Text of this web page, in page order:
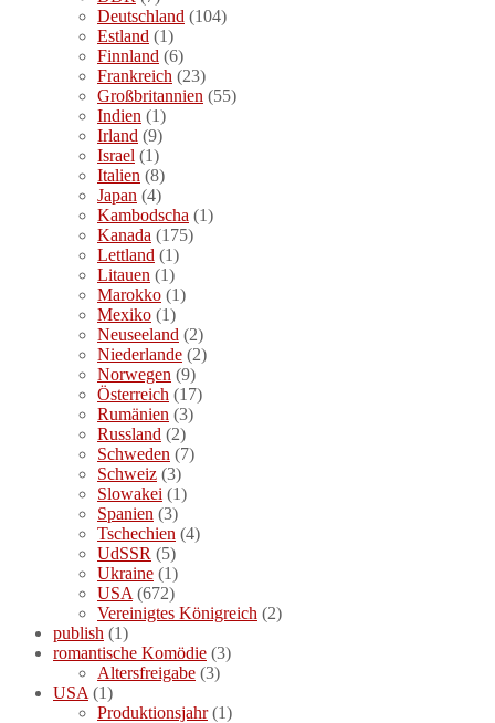
Deutschland (104)
Estland (1)
Finnland (6)
Frankreich (23)
Großbritannien (55)
Indien (1)
Irland (9)
Israel (1)
Italien (8)
Japan (4)
Kambodscha (1)
Kanada (175)
Lettland (1)
Litauen (1)
Marokko (1)
Mexiko (1)
Neuseeland (2)
Niederlande (2)
Norwegen (9)
Österreich (17)
Rumänien (3)
Russland (2)
Schweden (7)
Schweiz (3)
Slowakei (1)
Spanien (3)
Tschechien (4)
UdSSR (5)
Ukraine (1)
USA (672)
Vereinigtes Königreich (2)
publish (1)
romantische Komödie (3)
Altersfreigabe (3)
USA (1)
Produktionsjahr(1)